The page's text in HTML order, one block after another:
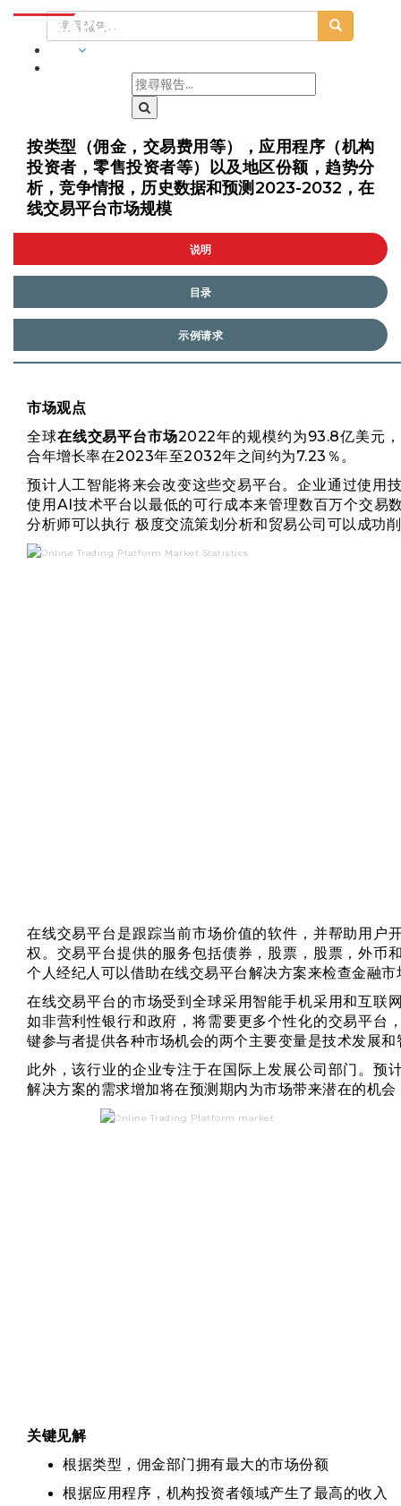
按类型（佣金，交易费用等），应用程序（机构
投资者，零售投资者等）以及地区份额，趋势分
析，竞争情报，历史数据和预测2023-2032，在
线交易平台市场规模
说明
目录
示例请求
市场观点
全球在线交易平台市场2022年的规模约为93.8亿美元
合年增长率在2023年至2032年之间约为7.23％。
预计人工智能将来会改变这些交易平台。企业通过使用
使用AI技术平台以最低的可行成本来管理数百万个交易
分析师可以执行 极度交流策划分析和贸易公司可以成功
在线交易平台是跟踪当前市场价值的软件，并帮助用户
权。交易平台提供的服务包括债券，股票，股票，外币
个人经纪人可以借助在线交易平台解决方案来检查金融
在线交易平台的市场受到全球采用智能手机采用和互联
如非营利性银行和政府，将需要更多个性化的交易平台
键参与者提供各种市场机会的两个主要变量是技术发展
此外，该行业的企业专注于在国际上发展公司部门。预
解决方案的需求增加将在预测期内为市场带来潜在的机
关键见解
根据类型，佣金部门拥有最大的市场份额
根据应用程序，机构投资者领域产生了最高的收入